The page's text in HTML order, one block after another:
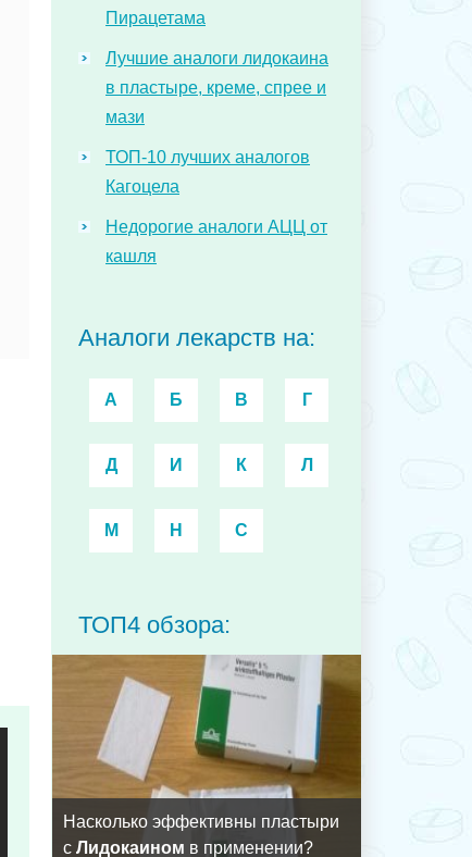
Пирацетама
Лучшие аналоги лидокаина
в пластыре, креме, спрее и
мази
ТОП-10 лучших аналогов
Кагоцела
Недорогие аналоги АЦЦ от
кашля
Аналоги лекарств на:
А Б В Г
Д И К Л
М Н С
ТОП4 обзора:
Насколько эффективны пластыри
с Лидокаином в применении?